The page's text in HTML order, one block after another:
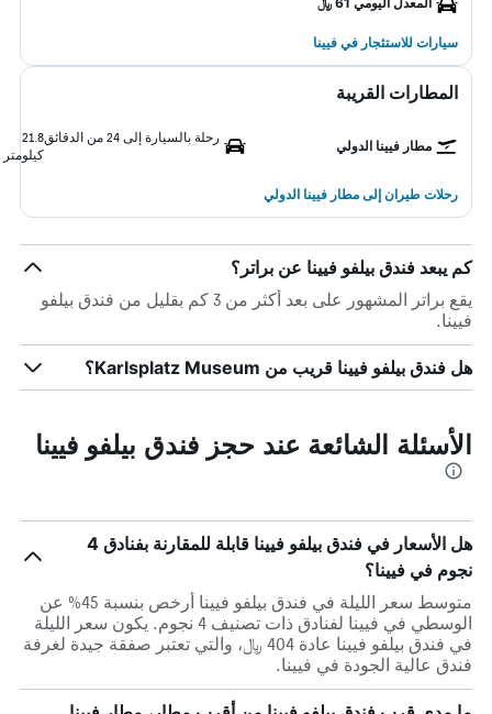
سيارات للاستئجار في فيينا
المطارات القريبة
مطار فيينا الدولي
رحلة بالسيارة إلى 24 من الدقائق
21.8
كيلومتر
رحلات طيران إلى مطار فيينا الدولي
كم يبعد فندق بيلفو فيينا عن براتر؟
يقع براتر المشهور على بعد أكثر من 3 كم بقليل من فندق بيلفو
فيينا.
هل فندق بيلفو فيينا قريب من Karlsplatz Museum؟
الأسئلة الشائعة عند حجز فندق بيلفو فيينا
هل الأسعار في فندق بيلفو فيينا قابلة للمقارنة بفنادق 4
نجوم في فيينا؟
متوسط سعر الليلة في فندق بيلفو فيينا أرخص بنسبة 45% عن
الوسطي في فيينا لفنادق ذات تصنيف 4 نجوم. يكون سعر الليلة
في فندق بيلفو فيينا عادة 404 ﷼، والتي تعتبر صفقة جيدة لغرفة
فندق عالية الجودة في فيينا.